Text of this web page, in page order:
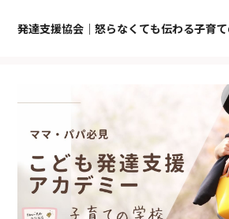
発達支援協会｜怒らなくても伝わる子育